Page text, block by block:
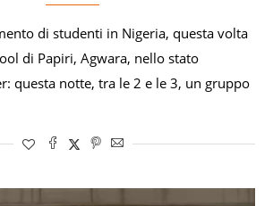
di studenti in Nigeria, questa volta
di Papiri, Agwara, nello stato
questa notte, tra le 2 e le 3, un gruppo